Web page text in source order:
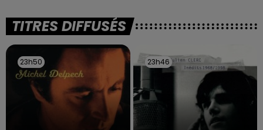
TITRES DIFFUSÉS
23h50
23h50 23h46
23h46